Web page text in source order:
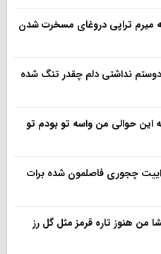
میرم تراپی دروغای مسخرت شدن
دوستم نداشتی دلم چقدر تنگ شده
این حوالی من واسه تو‌ بودم تو
چجوری فاصلمون شده برات
من هنوز تاره قرمز مثل گل رز